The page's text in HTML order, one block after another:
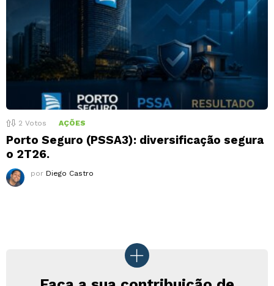
2 Votos AÇÕES
Porto Seguro (PSSA3): diversificação segura
o 2T26.
por Diego Castro